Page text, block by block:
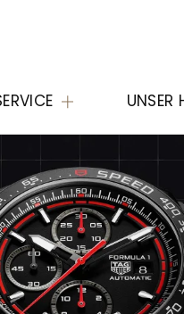
UNSER